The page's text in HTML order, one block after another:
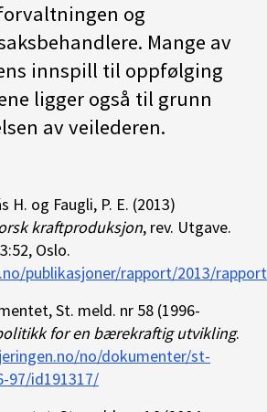
og
Mange av
innspill til oppfølging
ligger også til grunn
av veilederen.
H. og Faugli, P. E. (2013)
kraftproduksjon, rev. Utgave.
Oslo.
publikasjoner/rapport/2013/
St. meld. nr 58 (1996-
for en bærekraftig utvikling.
no/dokumenter/st-
97/id191317/